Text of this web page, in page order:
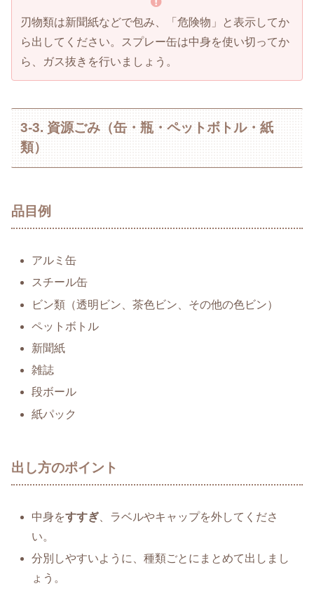
刃物類は新聞紙などで包み、「危険物」と表示してか
ら出してください。スプレー缶は中身を使い切ってか
ら、ガス抜きを行いましょう。
3-3. 資源ごみ（缶・瓶・ペットボトル・紙
類）
品目例
アルミ缶
スチール缶
ビン類（透明ビン、茶色ビン、その他の色ビン）
ペットボトル
新聞紙
雑誌
段ボール
紙パック
出し方のポイント
中身をすすぎ 、ラベルやキャップを外してくださ
い。
分別しやすいように、種類ごとにまとめて出しまし
ょう。